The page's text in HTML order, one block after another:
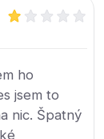
ho
jsem to
nic. Špatný